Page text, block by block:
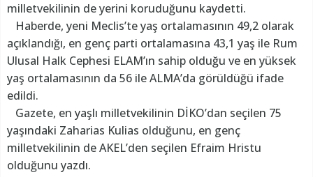
milletvekilinin de yerini koruduğunu kaydetti.
Haberde, yeni Meclis’te yaş ortalamasının 49,2 olarak
açıklandığı, en genç parti ortalamasına 43,1 yaş ile Rum
Ulusal Halk Cephesi ELAM’ın sahip olduğu ve en yüksek
yaş ortalamasının da 56 ile ALMA’da görüldüğü ifade
edildi.
Gazete, en yaşlı milletvekilinin DİKO’dan seçilen 75
yaşındaki Zaharias Kulias olduğunu, en genç
milletvekilinin de AKEL’den seçilen Efraim Hristu
olduğunu yazdı.